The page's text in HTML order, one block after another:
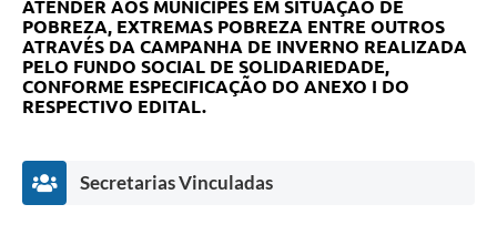
ATENDER AOS MUNÍCIPES EM SITUAÇÃO DE
POBREZA, EXTREMAS POBREZA ENTRE OUTROS
ATRAVÉS DA CAMPANHA DE INVERNO REALIZADA
PELO FUNDO SOCIAL DE SOLIDARIEDADE,
CONFORME ESPECIFICAÇÃO DO ANEXO I DO
RESPECTIVO EDITAL.
Secretarias Vinculadas